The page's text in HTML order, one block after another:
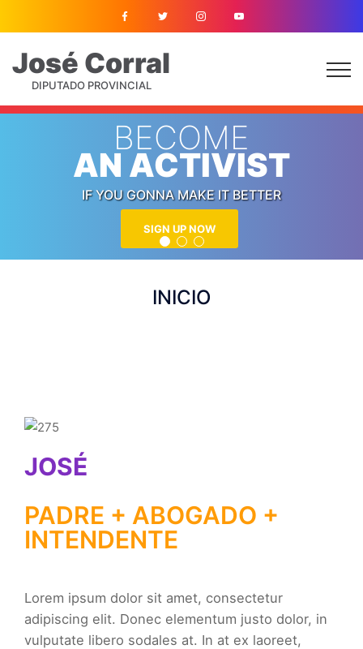
José Corral
DIPUTADO PROVINCIAL
BECOME
AN ACTIVIST
IF YOU GONNA MAKE IT BETTER
SIGN UP NOW
INICIO
JOSÉ
PADRE + ABOGADO +
INTENDENTE
Lorem ipsum dolor sit amet, consectetur
adipiscing elit. Donec elementum justo dolor, in
vulputate libero sodales at. In at ex laoreet,